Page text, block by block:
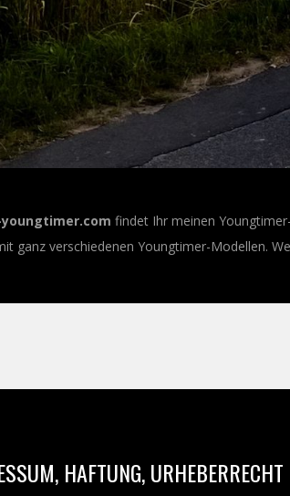
findet Ihr meinen
ganz verschiedenen Youngtimer-Modellen.
HAFTUNG, URHEBERRECHT